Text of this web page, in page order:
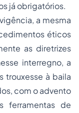
já obrigatórios.
a mesma
éticos
as diretrizes
interregno, a
trouxesse à baila
com o advento
ferramentas de